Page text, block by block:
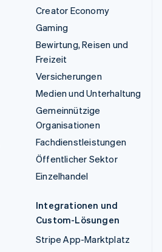
Creator Economy
Gaming
Bewirtung, Reisen und
Freizeit
Versicherungen
Medien und Unterhaltung
Gemeinnützige
Organisationen
Fachdienstleistungen
Öffentlicher Sektor
Einzelhandel
Integrationen und
Custom-Lösungen
Stripe App-Marktplatz